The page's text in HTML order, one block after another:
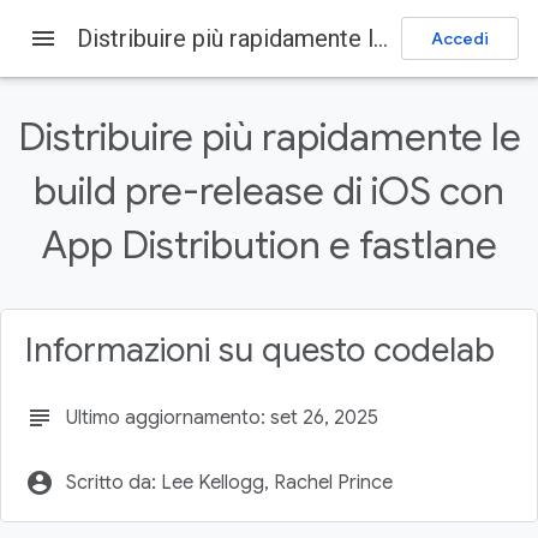
Firebase Firebase Codelabs
Su questa pagina
1. Prima di iniziare
Che cosa ti serve
Configurare fastlane
menu Distribuire più rapidamente le build pre-release di iOS con App Distribution e fastlane Accedi
Distribuire più rapidamente le
build pre-release di iOS con
App Distribution e fastlane
Informazioni su questo codelab
subject Ultimo aggiornamento: set 26, 2025
account_circle Scritto da: Lee Kellogg, Rachel Prince